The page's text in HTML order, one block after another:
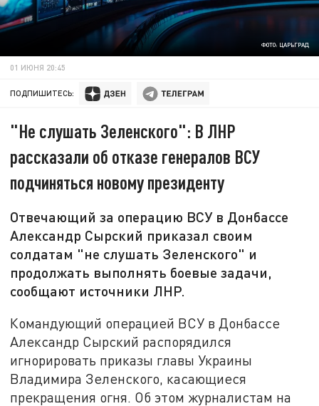
ФОТО: ЦАРЬГРАД
01 ИЮНЯ 20:45
ПОДПИШИТЕСЬ:
"Не слушать Зеленского": В ЛНР
рассказали об отказе генералов ВСУ
подчиняться новому президенту
Отвечающий за операцию ВСУ в Донбассе
Александр Сырский приказал своим
солдатам "не слушать Зеленского" и
продолжать выполнять боевые задачи,
сообщают источники ЛНР.
Командующий операцией ВСУ в Донбассе
Александр Сырский распорядился
игнорировать приказы главы Украины
Владимира Зеленского, касающиеся
прекращения огня. Об этом журналистам на